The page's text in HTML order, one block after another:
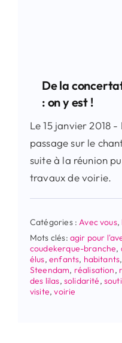
De la
: on y est !
Le 15 janvier 2018
passage sur le
suite à la réunion
travaux de voirie.
Catégories :Avec vous,
Mots clés: agir pour
coudekerque-branche,
élus,enfants, habitants,
Steendam, réalisation,
des lilas, solidarité,
visite,voirie